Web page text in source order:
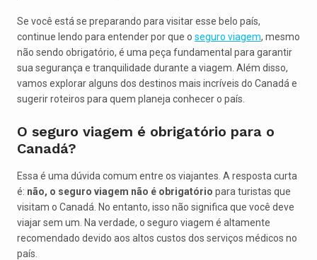
Se você está se preparando para visitar esse belo país,
continue lendo para entender por que o seguro viagem, mesmo
não sendo obrigatório, é uma peça fundamental para garantir
sua segurança e tranquilidade durante a viagem. Além disso,
vamos explorar alguns dos destinos mais incríveis do Canadá e
sugerir roteiros para quem planeja conhecer o país.
O seguro viagem é obrigatório para o
Canadá?
Essa é uma dúvida comum entre os viajantes. A resposta curta
é: não, o seguro viagem não é obrigatório para turistas que
visitam o Canadá. No entanto, isso não significa que você deve
viajar sem um. Na verdade, o seguro viagem é altamente
recomendado devido aos altos custos dos serviços médicos no
país.